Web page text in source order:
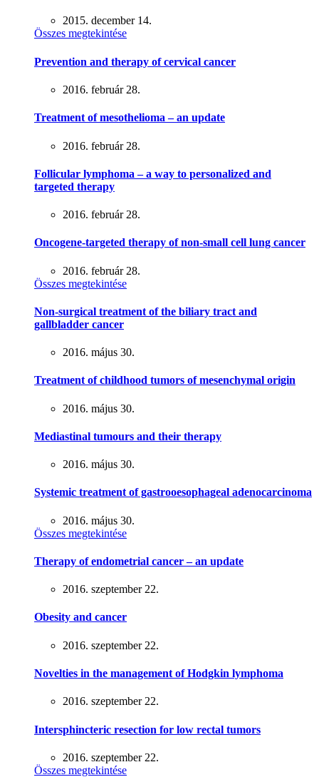
2015. december 14.
Összes megtekintése
Prevention and therapy of cervical cancer
2016. február 28.
Treatment of mesothelioma – an update
2016. február 28.
Follicular lymphoma – a way to personalized and
targeted therapy
2016. február 28.
Oncogene-targeted therapy of non-small cell lung cancer
2016. február 28.
Összes megtekintése
Non-surgical treatment of the biliary tract and
gallbladder cancer
2016. május 30.
Treatment of childhood tumors of mesenchymal origin
2016. május 30.
Mediastinal tumours and their therapy
2016. május 30.
Systemic treatment of gastrooesophageal adenocarcinoma
2016. május 30.
Összes megtekintése
Therapy of endometrial cancer – an update
2016. szeptember 22.
Obesity and cancer
2016. szeptember 22.
Novelties in the management of Hodgkin lymphoma
2016. szeptember 22.
Intersphincteric resection for low rectal tumors
2016. szeptember 22.
Összes megtekintése